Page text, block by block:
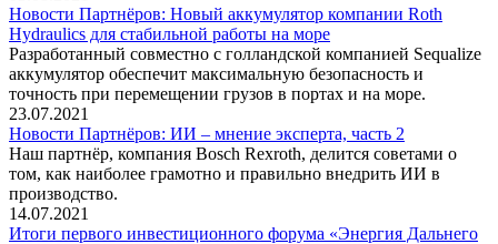
Новости Партнёров: Новый аккумулятор компании Roth
Hydraulics для стабильной работы на море
Разработанный совместно с голландской компанией Sequalize
аккумулятор обеспечит максимальную безопасность и
точность при перемещении грузов в портах и на море.
23.07.2021
Новости Партнёров: ИИ – мнение эксперта, часть 2
Наш партнёр, компания Bosch Rexroth, делится советами о
том, как наиболее грамотно и правильно внедрить ИИ в
производство.
14.07.2021
Итоги первого инвестиционного форума «Энергия Дальнего